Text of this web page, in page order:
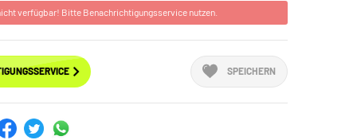
verfügbar! Bitte Benachrichtigungsservice nutzen.
SPEICHERN